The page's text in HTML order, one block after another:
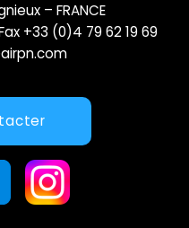
– FRANCE
+33 (0)4 79 62 19 69